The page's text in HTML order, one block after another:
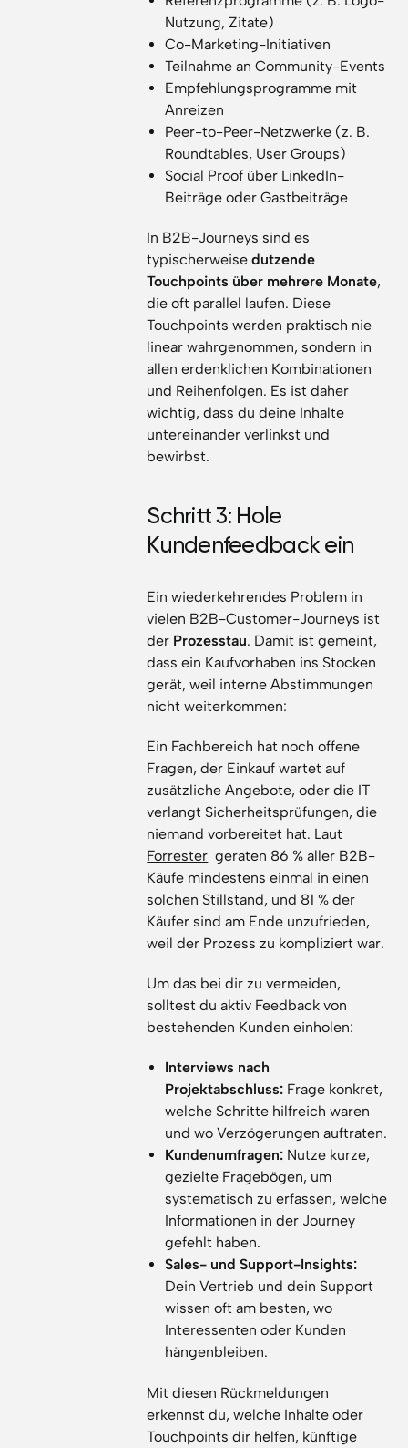
Nutzung, Zitate)
Co-Marketing-Initiativen
Teilnahme an Community-Events
Empfehlungsprogramme mit
Anreizen
Peer-to-Peer-Netzwerke (z. B.
Roundtables, User Groups)
Social Proof über LinkedIn-
Beiträge oder Gastbeiträge
In B2B-Journeys sind es
typischerweisedutzende
Touchpoints über mehrere Monate,
die oft parallel laufen. Diese
Touchpoints werden praktisch nie
linear wahrgenommen, sondern in
allen erdenklichen Kombinationen
und Reihenfolgen. Es ist daher
wichtig, dass du deine Inhalte
untereinander verlinkst und
bewirbst.
Schritt 3: Hole
Kundenfeedback ein
Ein wiederkehrendes Problem in
vielen B2B-Customer-Journeys ist
der Prozesstau. Damit ist gemeint,
dass ein Kaufvorhaben ins Stocken
gerät, weil interne Abstimmungen
nicht weiterkommen:
Ein Fachbereich hat noch offene
Fragen, der Einkauf wartet auf
zusätzliche Angebote, oder die IT
verlangt Sicherheitsprüfungen, die
niemand vorbereitet hat. Laut
Forrester geraten 86 % aller B2B-
Käufe mindestens einmal in einen
solchen Stillstand, und 81 % der
Käufer sind am Ende unzufrieden,
weil der Prozess zu kompliziert war.
Um das bei dir zu vermeiden,
solltest du aktiv Feedback von
bestehenden Kunden einholen:
Interviews nach
Projektabschluss: Frage konkret,
welche Schritte hilfreich waren
und wo Verzögerungen auftraten.
Kundenumfragen: Nutze kurze,
gezielte Fragebögen, um
systematisch zu erfassen, welche
Informationen in der Journey
gefehlt haben.
Sales- und Support-Insights:
Dein Vertrieb und dein Support
wissen oft am besten, wo
Interessenten oder Kunden
hängenbleiben.
Mit diesen Rückmeldungen
erkennst du, welche Inhalte oder
Touchpoints dir helfen, künftige